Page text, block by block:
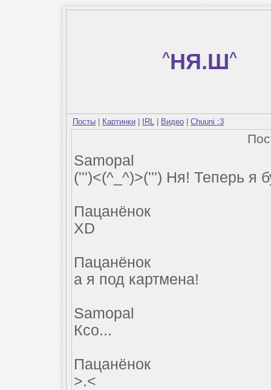
^НЯ.Ш^
Посты Картинки IRL Видео Chuuni :3
Samopal
(''')<(^_^)>(''') Ня! Теперь я
Пацанёнок
XD
Пацанёнок
а я под картмена!
Samopal
Ксо...
Пацанёнок
>.<